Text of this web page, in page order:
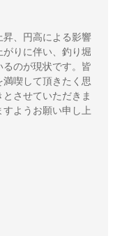
昇、円高による影響
りに伴い、釣り堀
のが現状です。皆
喫して頂きたく思
させていただきま
ようお願い申し上